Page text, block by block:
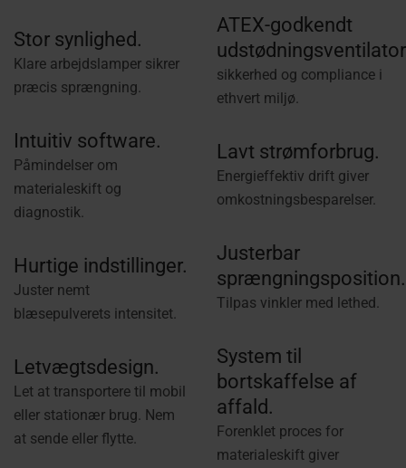
Stor synlighed.
Klare arbejdslamper sikrer
præcis sprængning.
Intuitiv software.
Påmindelser om
materialeskift og
diagnostik.
Hurtige indstillinger.
Juster nemt
blæsepulverets intensitet.
Letvægtsdesign.
Let at transportere til mobil
eller stationær brug. Nem
at sende eller flytte.
ATEX-godkendt
sikkerhed og compliance i
ethvert miljø.
Lavt strømforbrug.
Energieffektiv drift giver
omkostningsbesparelser.
Justerbar
sprængningsposition.
Tilpas vinkler med lethed.
System til
bortskaffelse af
affald.
Forenklet proces for
materialeskift giver